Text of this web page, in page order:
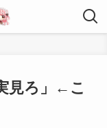
見ろ」←こ